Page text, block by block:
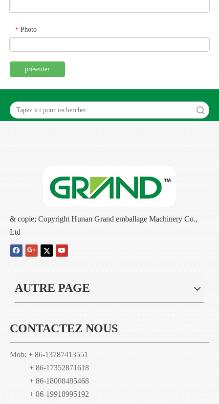
* Photo
présenter
& copie; Copyright Hunan Grand emballage Machinery Co.,
Ltd
AUTRE PAGE
CONTACTEZ NOUS
Mob: + 86-13787413551
+ 86-17352871618
+ 86-18008485468
+ 86-19918995192